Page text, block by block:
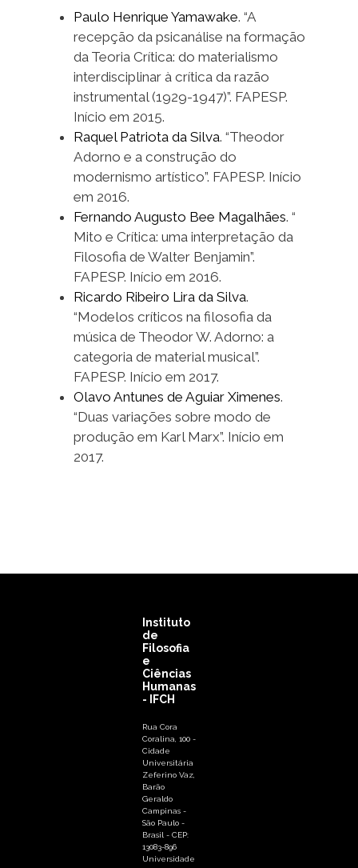
Paulo Henrique Yamawake. “A
recepção da psicanálise na formação
da Teoria Crítica: do materialismo
interdisciplinar à crítica da razão
instrumental (1929-1947)”. FAPESP.
Início em 2015.
Raquel Patriota da Silva. “Theodor
Adorno e a construção do
modernismo artístico”. FAPESP. Início
em 2016.
Fernando Augusto Bee Magalhães. “
Mito e Crítica: uma interpretação da
Filosofia de Walter Benjamin”.
FAPESP. Início em 2016.
Ricardo Ribeiro Lira da Silva.
“Modelos críticos na filosofia da
música de Theodor W. Adorno: a
categoria de material musical”.
FAPESP. Início em 2017.
Olavo Antunes de Aguiar Ximenes.
“Duas variações sobre modo de
produção em Karl Marx”. Início em
2017.
Instituto
de
Filosofia
e
Ciências
Humanas
- IFCH
Rua Cora
Coralina, 100 -
Cidade
Universitária
Zeferino Vaz,
Barão
Geraldo
Campinas -
São Paulo -
Brasil - CEP:
13083-896
Universidade